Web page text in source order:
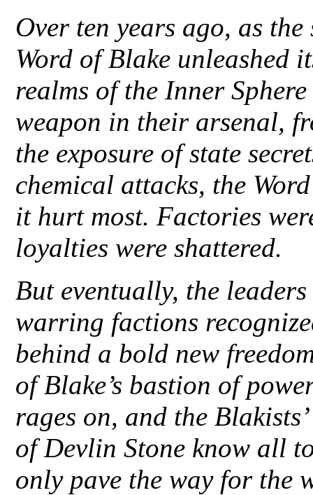
Over ten years ago, as
Word of Blake unleashed
realms of the Inner
weapon in their arsenal,
the exposure of state
chemical attacks, the
it hurt most. Factories
loyalties were shattered.
But eventually, the
warring factions
behind a bold new
of Blake’s bastion of
rages on, and the
of Devlin Stone know all
only pave the way for the